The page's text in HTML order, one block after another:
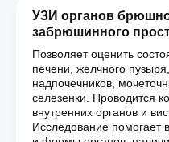
УЗИ органов
забрюшинного
Позволяет оценить
печени, желчного
надпочечников,
селезенки. Проводится
внутренних органов и
Исследование помогает